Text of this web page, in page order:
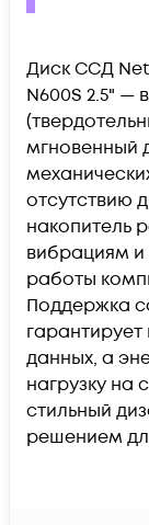
Диск ССД
N600S 2.5" —
мгновенный
отсутствию
накопитель
вибрациям и
работы
Поддержка
данных, а
нагрузку на
стильный
решением